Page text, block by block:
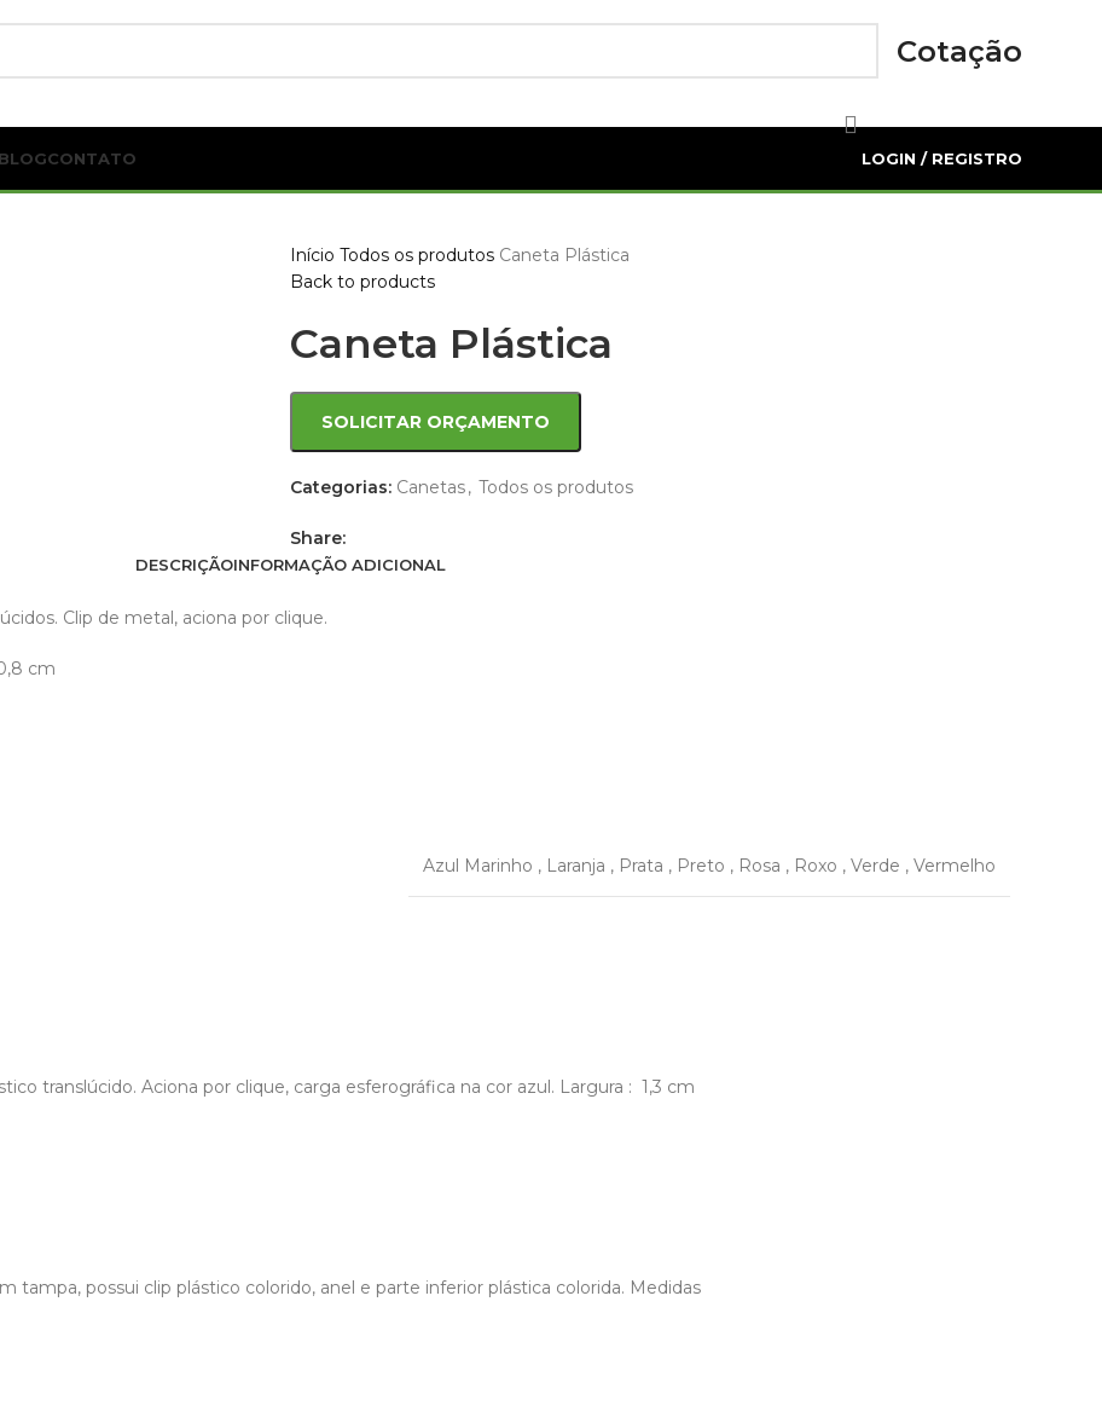
Cotação
BLOGCONTATO LOGIN / REGISTRO
Início Todos os produtos Caneta Plástica
Back to products
Caneta Plástica
SOLICITAR ORÇAMENTO
Categorias: Canetas, Todos os produtos
Share:
DESCRIÇÃOINFORMAÇÃO ADICIONAL
Clip de metal, aciona por clique.
cm
Azul Marinho , Laranja , Prata , Preto , Rosa , Roxo , Verde , Vermelho
translúcido. Aciona por clique, carga esferográfica na cor azul. Largura : 1,3 cm
tampa, possui clip plástico colorido, anel e parte inferior plástica colorida. Medidas